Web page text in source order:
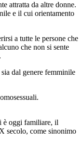
attratta da altre donne.
e il cui orientamento
a tutte le persone che
che non si sente
dal genere femminile
è oggi familiare, il
secolo, come sinonimo